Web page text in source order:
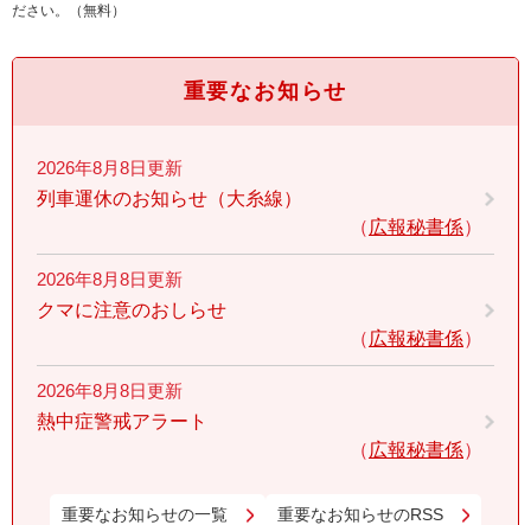
ださい。（無料）
重要なお知らせ
2026年8月8日更新
列車運休のお知らせ（大糸線）
広報秘書係
2026年8月8日更新
クマに注意のおしらせ
広報秘書係
2026年8月8日更新
熱中症警戒アラート
広報秘書係
重要なお知らせの一覧 重要なお知らせのRSS